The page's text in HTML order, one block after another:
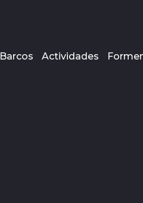
Barcos Actividades